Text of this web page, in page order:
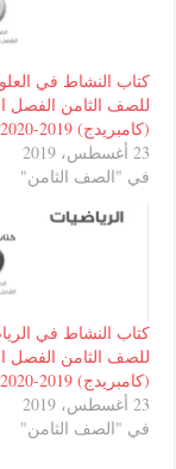
في العلوم
الفصل الاول
2020
الثامن"
في الرياضيات
الفصل الاول
2020
الثامن"